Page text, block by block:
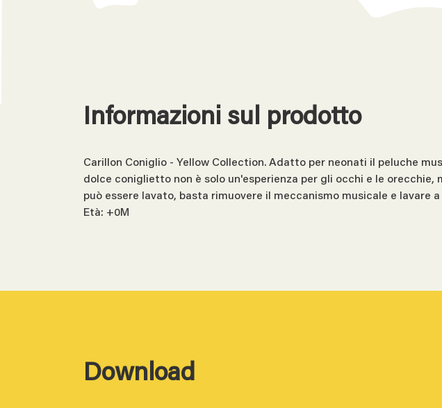
Informazioni sul prodotto
Carillon Coniglio - Yellow Collection. Adatto per neonati il peluche
dolce coniglietto non è solo un'esperienza per gli occhi e le
può essere lavato, basta rimuovere il meccanismo musicale e lavare
Età: +0M
Download